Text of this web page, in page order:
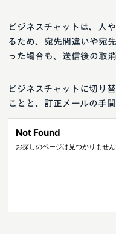
ビジネスチャットは、人
るため、宛先間違いや宛
った場合も、送信後の取
ビジネスチャットに切り
ことと、訂正メールの手